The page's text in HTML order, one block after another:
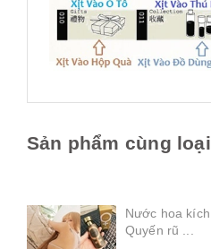
Sản phẩm cùng loại
Nước hoa
Quyến rũ ...